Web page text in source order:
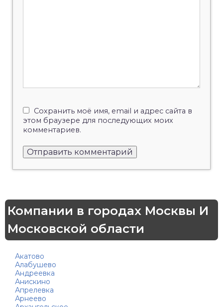
Сохранить моё имя, email и адрес сайта в
этом браузере для последующих моих
комментариев.
Компании в городах Москвы И
Московской области
Акатово
Алабушево
Андреевка
Анискино
Апрелевка
Арнеево